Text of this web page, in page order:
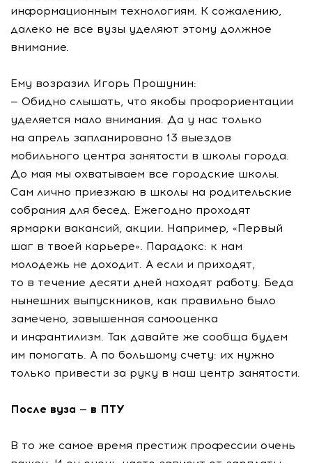
информационным технологиям. К сожалению,
далеко не все вузы уделяют этому должное
внимание.
Ему возразил Игорь Прошунин:
— Обидно слышать, что якобы профориентации
уделяется мало внимания. Да у нас только
на апрель запланировано 13 выездов
мобильного центра занятости в школы города.
До мая мы охватываем все городские школы.
Сам лично приезжаю в школы на родительские
собрания для бесед. Ежегодно проходят
ярмарки вакансий, акции. Например, «Первый
шаг в твоей карьере». Парадокс: к нам
молодежь не доходит. А если и приходят,
то в течение десяти дней находят работу. Беда
нынешних выпускников, как правильно было
замечено, завышенная самооценка
и инфантилизм. Так давайте же сообща будем
им помогать. А по большому счету: их нужно
только привести за руку в наш центр занятости.
После вуза — в ПТУ
В то же самое время престиж профессии очень